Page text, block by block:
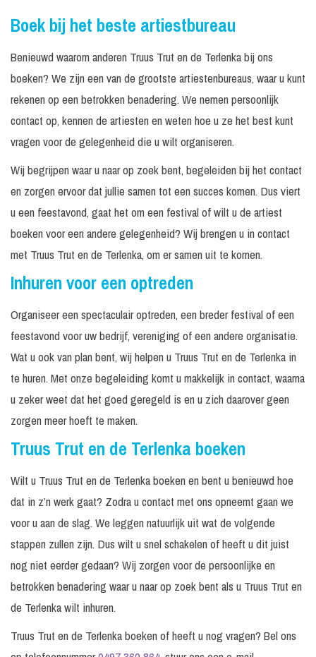
Boek bij het beste artiestbureau
Benieuwd waarom anderen Truus Trut en de Terlenka bij ons
boeken? We zijn een van de grootste artiestenbureaus, waar u kunt
rekenen op een betrokken benadering. We nemen persoonlijk
contact op, kennen de artiesten en weten hoe u ze het best kunt
vragen voor de gelegenheid die u wilt organiseren.
Wij begrijpen waar u naar op zoek bent, begeleiden bij het contact
en zorgen ervoor dat jullie samen tot een succes komen. Dus viert
u een feestavond, gaat het om een festival of wilt u de artiest
boeken voor een andere gelegenheid? Wij brengen u in contact
met Truus Trut en de Terlenka, om er samen uit te komen.
Inhuren voor een optreden
Organiseer een spectaculair optreden, een breder festival of een
feestavond voor uw bedrijf, vereniging of een andere organisatie.
Wat u ook van plan bent, wij helpen u Truus Trut en de Terlenka in
te huren. Met onze begeleiding komt u makkelijk in contact, waarna
u zeker weet dat het goed geregeld is en u zich daarover geen
zorgen meer hoeft te maken.
Truus Trut en de Terlenka boeken
Wilt u Truus Trut en de Terlenka boeken en bent u benieuwd hoe
dat in z’n werk gaat? Zodra u contact met ons opneemt gaan we
voor u aan de slag. We leggen natuurlijk uit wat de volgende
stappen zullen zijn. Dus wilt u snel schakelen of heeft u dit juist
nog niet eerder gedaan? Wij zorgen voor de persoonlijke en
betrokken benadering waar u naar op zoek bent als u Truus Trut en
de Terlenka wilt inhuren.
Truus Trut en de Terlenka boeken of heeft u nog vragen? Bel ons